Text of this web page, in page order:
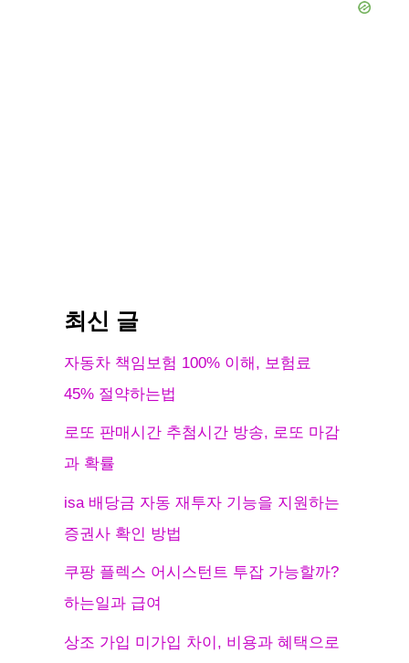
최신 글
자동차 책임보험 100% 이해, 보험료
45% 절약하는법
로또 판매시간 추첨시간 방송, 로또 마감
과 확률
isa 배당금 자동 재투자 기능을 지원하는
증권사 확인 방법
쿠팡 플렉스 어시스턴트 투잡 가능할까?
하는일과 급여
상조 가입 미가입 차이, 비용과 혜택으로